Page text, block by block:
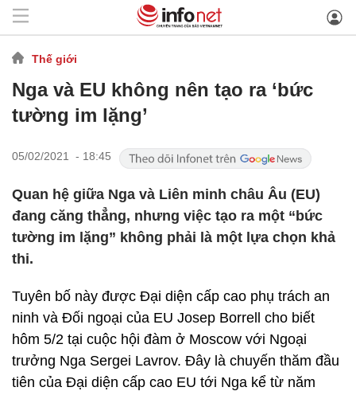
Thế giới
Nga và EU không nên tạo ra ‘bức
tường im lặng’
05/02/2021 - 18:45
Quan hệ giữa Nga và Liên minh châu Âu (EU)
đang căng thẳng, nhưng việc tạo ra một “bức
tường im lặng” không phải là một lựa chọn khả
thi.
Tuyên bố này được Đại diện cấp cao phụ trách an
ninh và Đối ngoại của EU Josep Borrell cho biết
hôm 5/2 tại cuộc hội đàm ở Moscow với Ngoại
trưởng Nga Sergei Lavrov. Đây là chuyến thăm đầu
tiên của Đại diện cấp cao EU tới Nga kể từ năm